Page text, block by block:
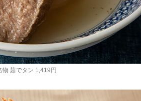
物 茹でタン 1,419円